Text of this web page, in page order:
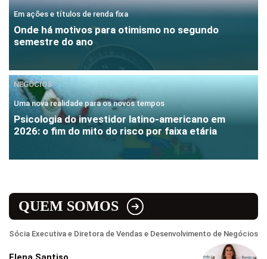
Em ações e títulos de renda fixa
Onde há motivos para otimismo no segundo
semestre do ano
NEGÓCIOS
Uma nova realidade para os novos tempos
Psicologia do investidor latino-americano em
2026: o fim do mito do risco por faixa etária
QUEM SOMOS
Sócia Executiva e Diretora de Vendas e Desenvolvimento de Negócios